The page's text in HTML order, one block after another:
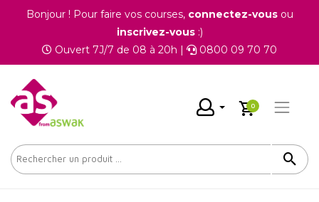
Bonjour ! Pour faire vos courses, connectez-vousou
inscrivez-vous:)
Ouvert 7J/7 de 08 à 20h |
0800 09 70 70
0